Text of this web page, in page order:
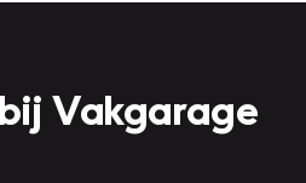
Vakgarage